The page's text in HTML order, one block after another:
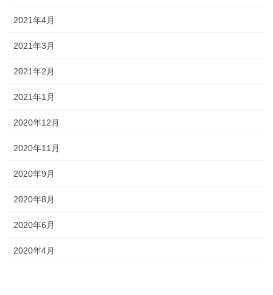
2021年4月
2021年3月
2021年2月
2021年1月
2020年12月
2020年11月
2020年9月
2020年8月
2020年6月
2020年4月